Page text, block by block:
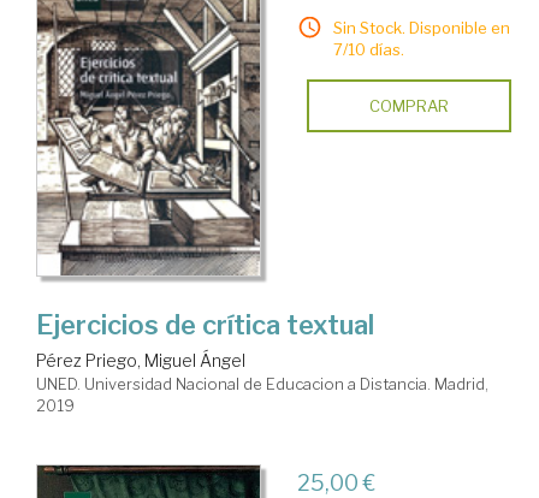
Sin Stock. Disponible en
7/10 días.
COMPRAR
Ejercicios de crítica textual
Pérez Priego, Miguel Ángel
UNED. Universidad Nacional de Educacion a Distancia. Madrid,
2019
25,00 €